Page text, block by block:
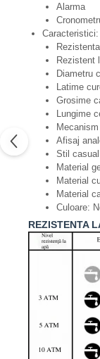
Alarma
Caracteristici:
Rezistent
Diametru
Latime
Grosime
Lungime
Afisaj
Stil casual
Material
Material
Material
Culoare:
REZISTENTA